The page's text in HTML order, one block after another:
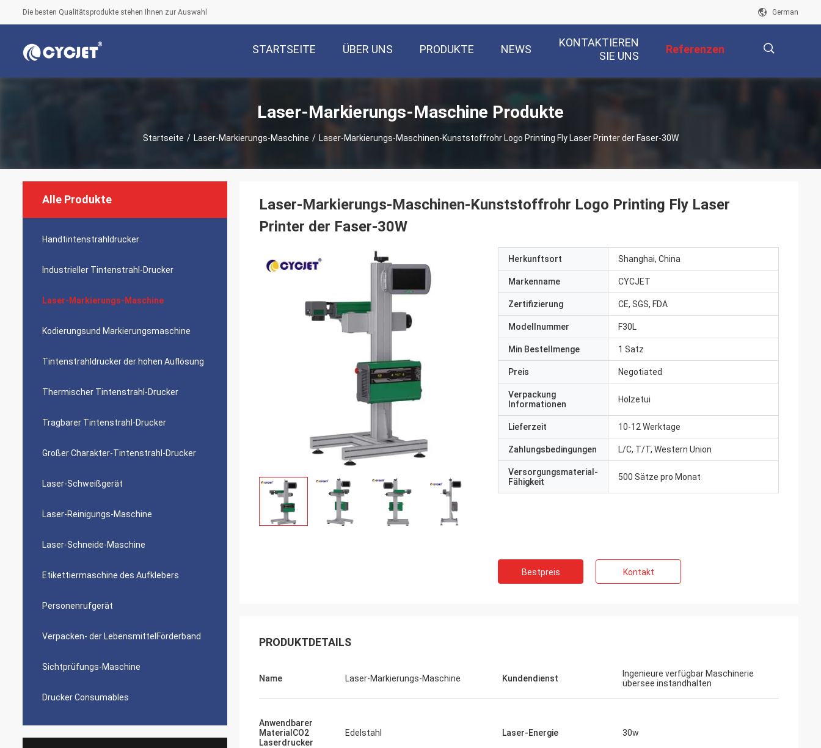
Die besten Qualitätsprodukte stehen Ihnen zur Auswahl German
STARTSEITE ÜBER UNS PRODUKTE NEWS
KONTAKTIEREN
SIE UNS
Referenzen
Laser-Markierungs-Maschine Produkte
Startseite / Laser-Markierungs-Maschine / Laser-Markierungs-Maschinen-Kunststoffrohr Logo Printing Fly Laser Printer der Faser-30W
Alle Produkte
Handtintenstrahldrucker
Industrieller Tintenstrahl-Drucker
Laser-Markierungs-Maschine
Kodierungsund Markierungsmaschine
Tintenstrahldrucker der hohen Auflösung
Thermischer Tintenstrahl-Drucker
Tragbarer Tintenstrahl-Drucker
Großer Charakter-Tintenstrahl-Drucker
Laser-Schweißgerät
Laser-Reinigungs-Maschine
Laser-Schneide-Maschine
Etikettiermaschine des Aufklebers
Personenrufgerät
Verpacken- der LebensmittelFörderband
Sichtprüfungs-Maschine
Drucker Consumables
Laser-Markierungs-Maschinen-Kunststoffrohr Logo Printing Fly Laser
Printer der Faser-30W
Herkunftsort Shanghai, China
Markenname CYCJET
Zertifizierung CE, SGS, FDA
Modellnummer F30L
Min Bestellmenge 1 Satz
Preis Negotiated
Verpackung
Informationen
Holzetui
Lieferzeit 10-12 Werktage
Zahlungsbedingungen L/C, T/T, Western Union
Versorgungsmaterial-
Fähigkeit
500 Sätze pro Monat
Bestpreis Kontakt
PRODUKTDETAILS
Name Laser-Markierungs-Maschine Kundendienst
Ingenieure verfügbar Maschinerie
übersee instandhalten
Anwendbarer
MaterialCO2
Laserdrucker
Edelstahl Laser-Energie 30w